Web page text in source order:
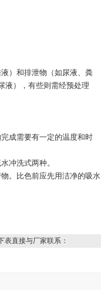
）和排泄物（如尿液、粪
液），有些则需经预处理
成需要有一定的温度和时
冲洗式两种。
。比色前应先用洁净的吸水
表直接与厂家联系：